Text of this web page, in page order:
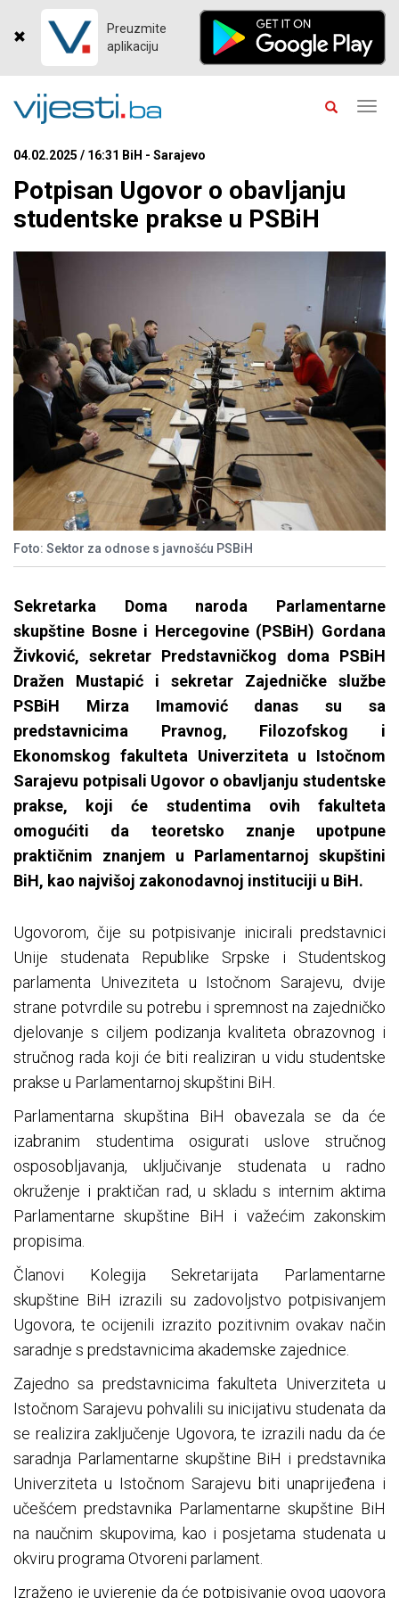
Preuzmite
aplikaciju
04.02.2025 / 16:31 BiH - Sarajevo
Potpisan Ugovor o obavljanju
studentske prakse u PSBiH
Foto: Sektor za odnose s javnošću PSBiH
Sekretarka Doma naroda Parlamentarne
skupštine Bosne i Hercegovine (PSBiH) Gordana
Živković, sekretar Predstavničkog doma PSBiH
Dražen Mustapić i sekretar Zajedničke službe
PSBiH Mirza Imamović danas su sa
predstavnicima Pravnog, Filozofskog i
Ekonomskog fakulteta Univerziteta u Istočnom
Sarajevu potpisali Ugovor o obavljanju studentske
prakse, koji će studentima ovih fakulteta
omogućiti da teoretsko znanje upotpune
praktičnim znanjem u Parlamentarnoj skupštini
BiH, kao najvišoj zakonodavnoj instituciji u BiH.
Ugovorom, čije su potpisivanje inicirali predstavnici
Unije studenata Republike Srpske i Studentskog
parlamenta Univeziteta u Istočnom Sarajevu, dvije
strane potvrdile su potrebu i spremnost na zajedničko
djelovanje s ciljem podizanja kvaliteta obrazovnog i
stručnog rada koji će biti realiziran u vidu studentske
prakse u Parlamentarnoj skupštini BiH.
Parlamentarna skupština BiH obavezala se da će
izabranim studentima osigurati uslove stručnog
osposobljavanja, uključivanje studenata u radno
okruženje i praktičan rad, u skladu s internim aktima
Parlamentarne skupštine BiH i važećim zakonskim
propisima.
Članovi Kolegija Sekretarijata Parlamentarne
skupštine BiH izrazili su zadovoljstvo potpisivanjem
Ugovora, te ocijenili izrazito pozitivnim ovakav način
saradnje s predstavnicima akademske zajednice.
Zajedno sa predstavnicima fakulteta Univerziteta u
Istočnom Sarajevu pohvalili su inicijativu studenata da
se realizira zaključenje Ugovora, te izrazili nadu da će
saradnja Parlamentarne skupštine BiH i predstavnika
Univerziteta u Istočnom Sarajevu biti unaprijeđena i
učešćem predstavnika Parlamentarne skupštine BiH
na naučnim skupovima, kao i posjetama studenata u
okviru programa Otvoreni parlament.
Izraženo je uvjerenje da će potpisivanje ovog ugovora